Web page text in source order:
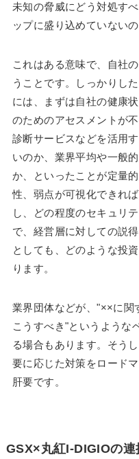
未知の脅威にどう対処す
ップに盛り込めていないの
これはある意味で、自社
うことです。しっかりし
には、まずは自社の健康
のためのアセスメントが
診断サービスなどを活用
いのか、業界平均や一般
か、といったことが定量
性、弱点が可視化できれ
し、どの程度のセキュリ
で、経営層に対しての説
としても、どのような投
ります。
業界団体などが、"××に関
こうすべき"というような
る場合もあります。そう
要に応じた対策をロード
肝要です。
GSX×丸紅I-DIGIOの